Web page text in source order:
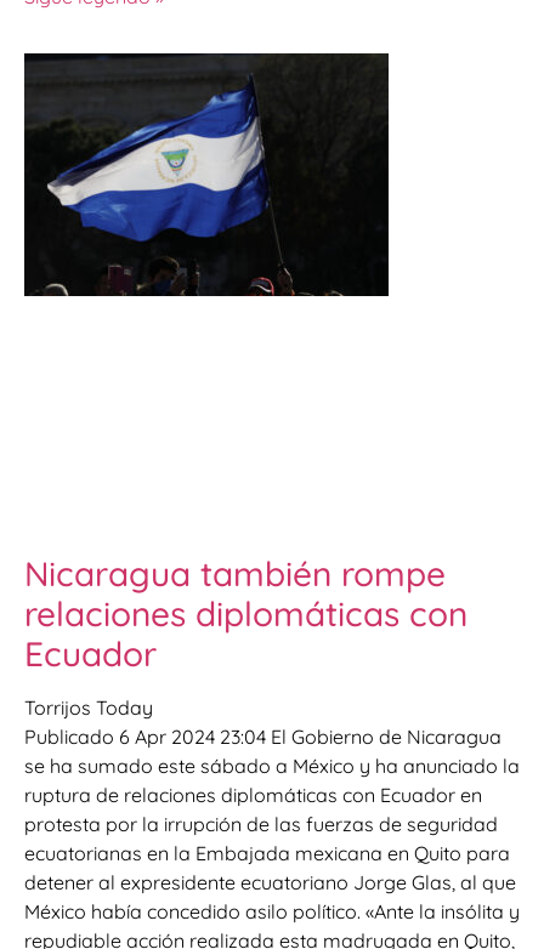
Nicaragua también rompe
relaciones diplomáticas con
Ecuador
Torrijos Today
Publicado 6 Apr 2024 23:04 El Gobierno de Nicaragua
se ha sumado este sábado a México y ha anunciado la
ruptura de relaciones diplomáticas con Ecuador en
protesta por la irrupción de las fuerzas de seguridad
ecuatorianas en la Embajada mexicana en Quito para
detener al expresidente ecuatoriano Jorge Glas, al que
México había concedido asilo político. «Ante la insólita y
repudiable acción realizada esta madrugada en Quito,